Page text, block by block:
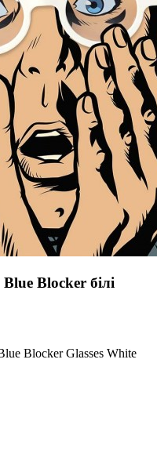
Blocker білі
Blocker Glasses White